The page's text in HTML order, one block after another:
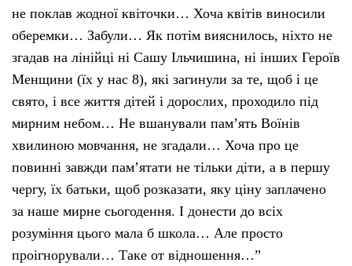
не поклав жодної квіточки… Хоча квітів виносили
оберемки… Забули… Як потім вияснилось, ніхто не
згадав на лінійці ні Сашу Ільчишина, ні інших Героїв
Менщини (їх у нас 8), які загинули за те, щоб і це
свято, і все життя дітей і дорослих, проходило під
мирним небом… Не вшанували пам’ять Воїнів
хвилиною мовчання, не згадали… Хоча про це
повинні завжди пам’ятати не тільки діти, а в першу
чергу, їх батьки, щоб розказати, яку ціну заплачено
за наше мирне сьогодення. І донести до всіх
розуміння цього мала б школа… Але просто
проігнорували… Таке от відношення…”